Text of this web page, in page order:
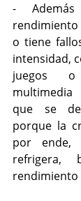
-
o tiene
intensidad,
juegos o
que se
porque la
por ende,
refrigera,
rendimiento